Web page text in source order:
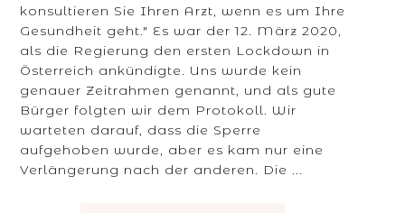
konsultieren Sie Ihren Arzt, wenn es um Ihre
Gesundheit geht." Es war der 12. März 2020,
als die Regierung den ersten Lockdown in
Österreich ankündigte. Uns wurde kein
genauer Zeitrahmen genannt, und als gute
Bürger folgten wir dem Protokoll. Wir
warteten darauf, dass die Sperre
aufgehoben wurde, aber es kam nur eine
Verlängerung nach der anderen. Die ...